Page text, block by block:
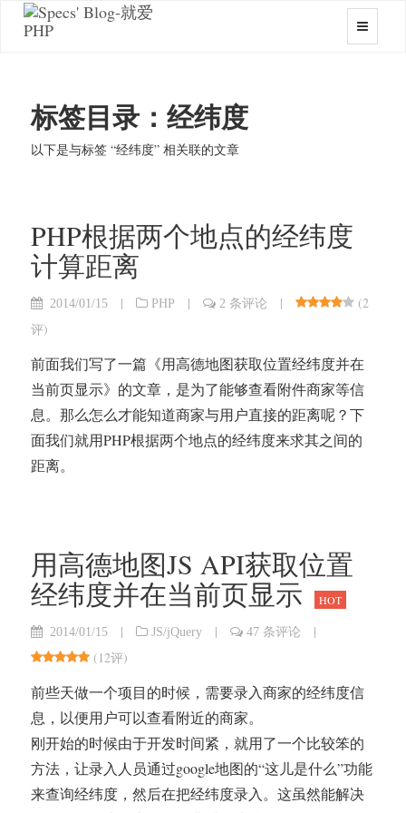
标签目录：经纬度
以下是与标签 “经纬度” 相关联的文章
PHP根据两个地点的经纬度
计算距离
2014/01/15 | PHP | 2 条评论 | (2
评)
前面我们写了一篇《用高德地图获取位置经纬度并在
当前页显示》的文章，是为了能够查看附件商家等信
息。那么怎么才能知道商家与用户直接的距离呢？下
面我们就用PHP根据两个地点的经纬度来求其之间的
距离。
用高德地图JS API获取位置
经纬度并在当前页显示
HOT
2014/01/15 | JS/jQuery | 47 条评论
|
(12评)
前些天做一个项目的时候，需要录入商家的经纬度信
息，以便用户可以查看附近的商家。
刚开始的时候由于开发时间紧，就用了一个比较笨的
方法，让录入人员通过google地图的“这儿是什么”功能
来查询经纬度，然后在把经纬度录入。这虽然能解决